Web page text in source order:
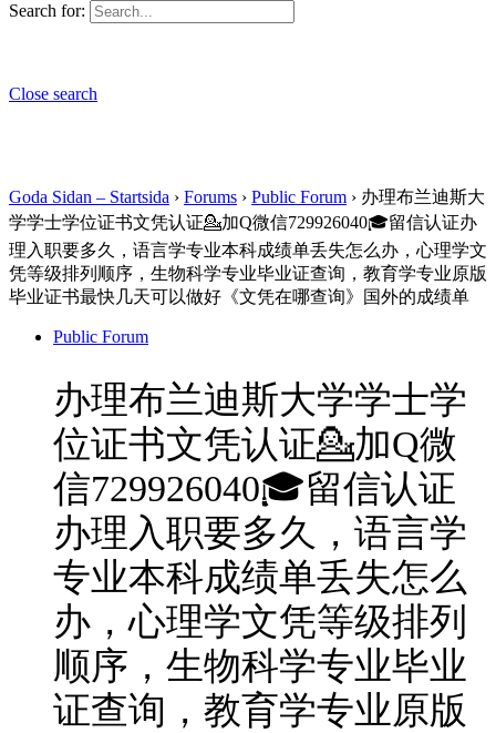
Search for:
Close search
Goda Sidan – Startsida › Forums › Public Forum › 办理布兰迪斯大
学学士学位证书文凭认证💁加Q微信729926040🎓留信认证办
理入职要多久，语言学专业本科成绩单丢失怎么办，心理学文
凭等级排列顺序，生物科学专业毕业证查询，教育学专业原版
毕业证书最快几天可以做好《文凭在哪查询》国外的成绩单
Public Forum
办理布兰迪斯大学学士学
位证书文凭认证💁加Q微
信729926040🎓留信认证
办理入职要多久，语言学
专业本科成绩单丢失怎么
办，心理学文凭等级排列
顺序，生物科学专业毕业
证查询，教育学专业原版